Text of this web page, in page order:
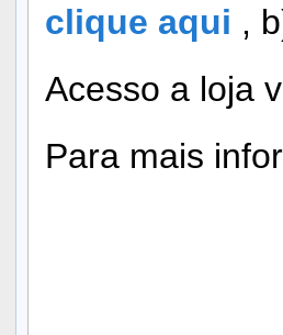
clique aqui ,
Acesso a loja
Para mais